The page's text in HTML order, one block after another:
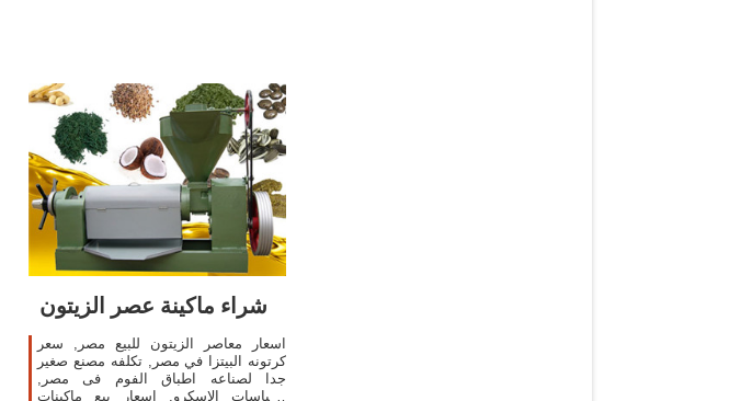
شراء ماكينة عصر الزيتون
اسعار معاصر الزيتون للبيع مصر, سعر
كرتونه البيتزا في مصر, تكلفه مصنع صغير
جدا لصناعه اطباق الفوم فى مصر,
الكباسات الاسكرو, اسعار بيع ماكينات